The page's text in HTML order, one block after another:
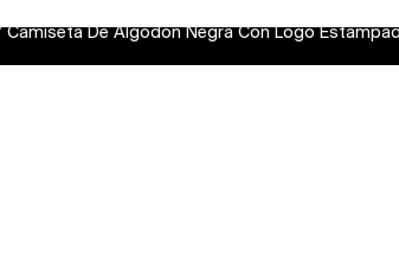
Camiseta De Algodón Negra Con Logo